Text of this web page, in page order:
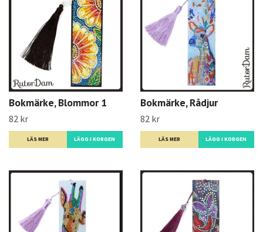
Bokmärke, Blommor 1
82 kr
LÄS MER
Bokmärke, Rådjur
82 kr
LÄS MER